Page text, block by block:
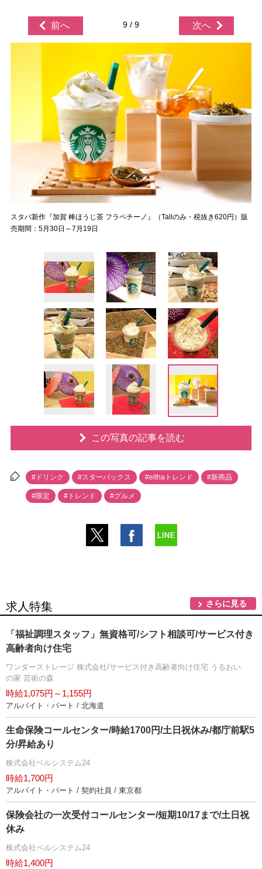
前へ 9 / 9 次へ
スタバ新作『加賀 棒ほうじ茶 フラペチーノ』（Tallのみ・税抜き620円）販
売期間：5月30日～7月19日
この写真の記事を読む
#ドリンク #スターバックス #elthaトレンド #新商品
#限定 #トレンド #グルメ
求人特集 さらに見る
「福祉調理スタッフ」無資格可/シフト相談可/サービス付き
高齢者向け住宅
ワンダーストレージ 株式会社/サービス付き高齢者向け住宅 うるおい
の家 芸術の森
時給1,075円～1,155円
アルバイト・パート / 北海道
生命保険コールセンター/時給1700円/土日祝休み/都庁前駅5
分/昇給あり
株式会社ベルシステム24
時給1,700円
アルバイト・パート / 契約社員 / 東京都
保険会社の一次受付コールセンター/短期10/17まで/土日祝
休み
株式会社ベルシステム24
時給1,400円